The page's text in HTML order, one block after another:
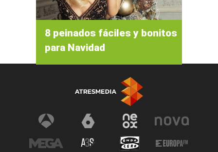
8 peinados fáciles y bonitos
para Navidad